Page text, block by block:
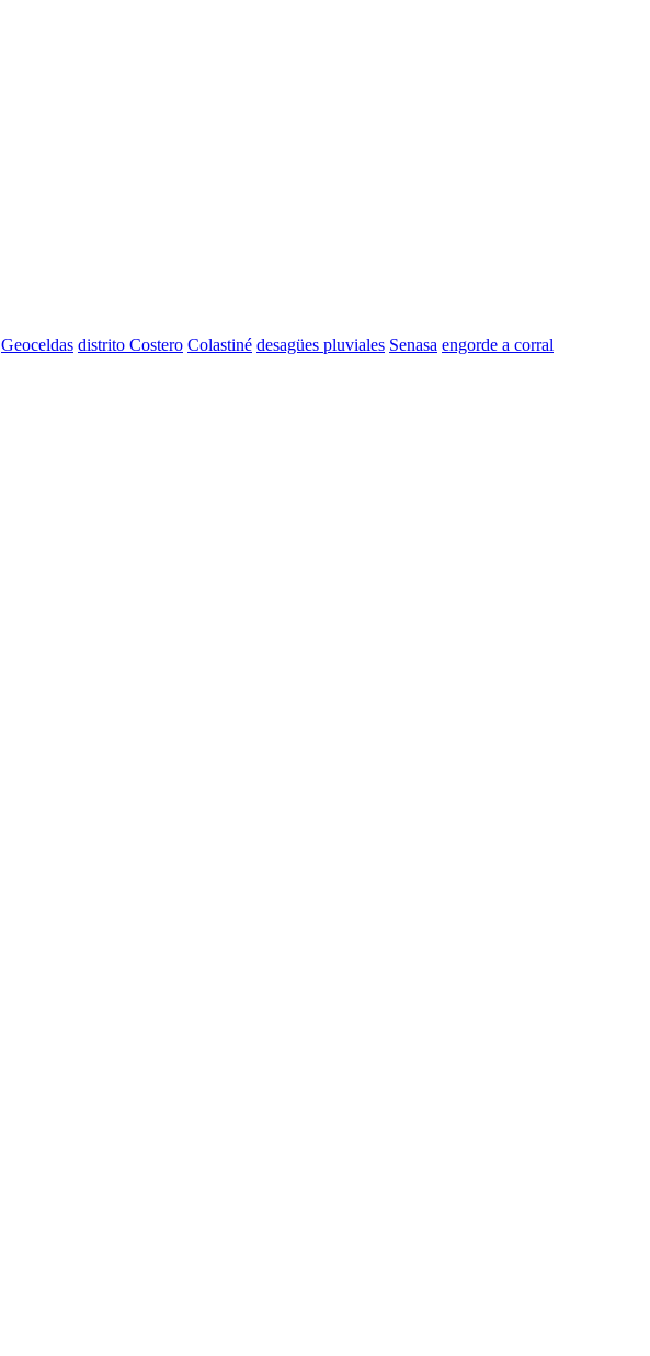
Geoceldas distrito Costero Colastiné desagües pluviales Senasa engorde a corral